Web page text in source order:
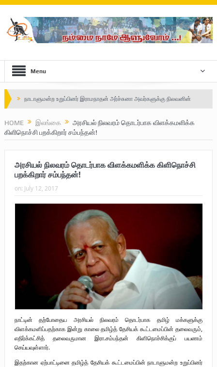
Menu
நாடாளுமன்ற உறுப்பினர் இராமநாதன் அர்ச்சுனா அவர்களுக்கு நிலவனின்
திறந்த மடல்!
Safe Zone: Killing Fields – Nilavan
பாதுகாப்பு வலயம் : படுகொலைக்களம் – நிலவன்
மண்ணின் மைந்தன்: பிரிகேடியர் ஜெயம் அண்ணா
வரலாற்று ஆவணங்களின் வெளியீட்டு
முள்ளிவாய்க்கால்: செங்குருதி படிந்த வரலாற்றுச் சுவடு
முள்ளிவாய்க்கால்: துரோகத்தின் சாட்சியம்
புலிகளின் குரல் பொறுப்பாளர் திரு. தமிழன்பன் (ஜவான்) அவர்களின் புகழ்
வணக்க நிகழ்வும் ‘விடுதலைச் சிற்பி’ நூல் மற்றும் ‘ஜவான் – திடம் குன்றா
தீக்குரல்’ இசைப்பேழை வெளியீடும்.
உரிமைப் போராட்டம் _
HOME இலங்கை
அரசியல் நிலவரம் தொடர்பாக விளக்கமளிக்க
கிளிநொச்சி பறக்கிறார் சம்பந்தன்!
அரசியல் நிலவரம் தொடர்பாக விளக்கமளிக்க கிளிநொச்சி
பறக்கிறார் சம்பந்தன்!
on: July 12, 2017
நாட்டின் தற்போதைய அரசியல் நிலவரம் தொடர்பாக தமிழ் மக்களுக்கு
விளக்கமளிப்பதற்காக இன்று காலை தமிழ்த் தேசியக் கூட்டமைப்பின் தலைவரும்,
எதிர்க்கட்சித் தலைவருமான இரா.சம்பந்தன் கிளிநொச்சிக்குப் பயணம்
செய்யவுள்ளார்.
இதற்கான ஏற்பாட்டினை தமிழ்த் தேசியக் கூட்டமைப்பின் நாடாளுமன்ற உறுப்பினர்